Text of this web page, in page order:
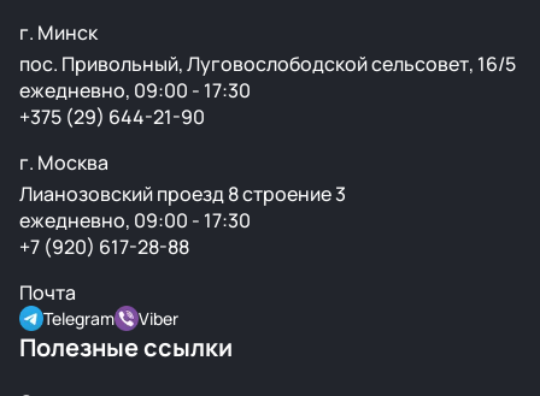
г. Минск
пос. Привольный, Луговослободской сельсовет, 16/5
ежедневно, 09:00 - 17:30
+375 (29) 644-21-90
г. Москва
Лианозовский проезд 8 строение 3
ежедневно, 09:00 - 17:30
+7 (920) 617-28-88
Почта
Telegram Viber
Полезные ссылки